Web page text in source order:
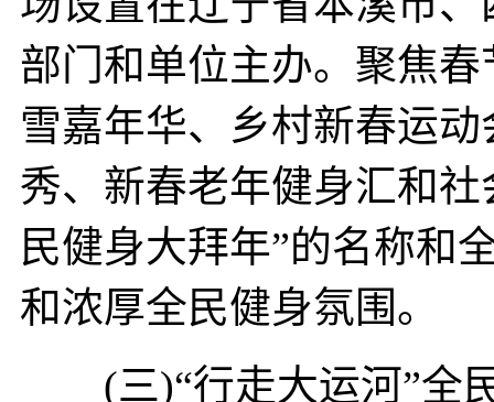
部门和单位主办。聚焦
雪嘉年华、乡村新春运
秀、新春老年健身汇和
民健身大拜年”的名称和
和浓厚全民健身氛围。
(三)“行走大运河”全